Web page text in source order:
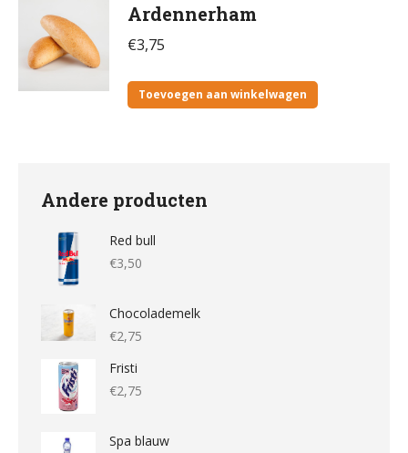
Ardennerham
€3,75
Toevoegen aan winkelwagen
Andere producten
Red bull
€3,50
Chocolademelk
€2,75
Fristi
€2,75
Spa blauw